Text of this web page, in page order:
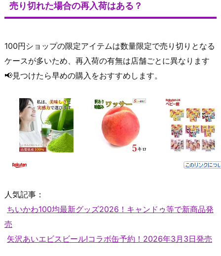
売り切れた場合の再入荷はある？
100円ショップの限定アイテムは数量限定で売り切りとなる
ケースが多いため、再入荷の有無は店舗ごとに異なります
📢見つけたら早めの購入をおすすめします。
人気記事：
ちいかわ100均最新グッズ2026！キャンドゥ等で新商品発
売
矢沢あいエビスビール!コラボ缶予約！2026年3月3日発売